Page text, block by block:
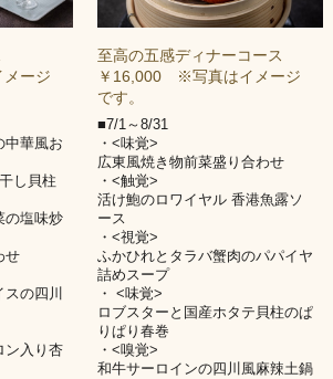
ージ
中華風お
し貝柱
の塩味炒
せ
の四川
ン入り杏
至高の五感ディナーコース
￥16,000 ※写真はイメージ
です。
■7/1～8/31
・<味覚>
広東風焼き物前菜盛り合わせ
・<触覚>
活け鮑のロワイヤル 香港魚露ソ
ース
・<視覚>
ふかひれとタラバ蟹肉のパパイヤ
詰めスープ
・ <味覚>
ロブスターと国産ホタテ貝柱のぱ
りぱり春巻
・<嗅覚>
和牛サーロインの四川風麻辣土鍋